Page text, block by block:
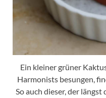
Ein kleiner grüner
Harmonists besungen,
So auch dieser, der